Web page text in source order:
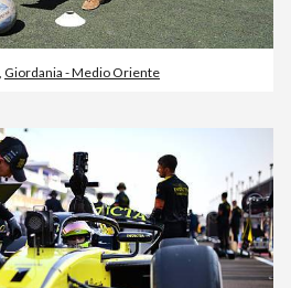
Giordania - Medio Oriente